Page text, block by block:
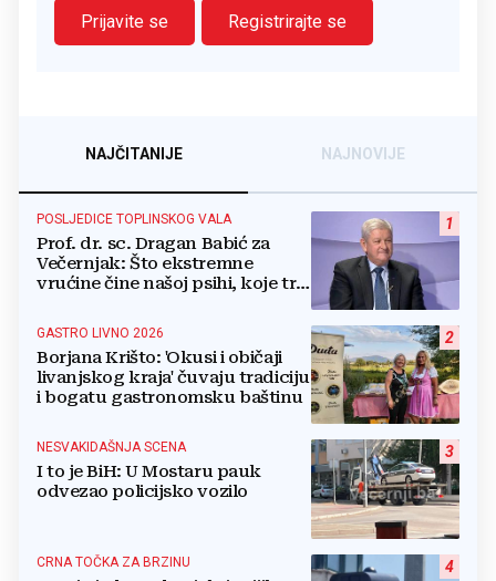
Prijavite se
Registrirajte se
NAJČITANIJE NAJNOVIJE
1
POSLJEDICE TOPLINSKOG VALA
Prof. dr. sc. Dragan Babić za
Večernjak: Što ekstremne
vrućine čine našoj psihi, koje tri
boriti...
2
GASTRO LIVNO 2026
Borjana Krišto: 'Okusi i običaji
livanjskog kraja' čuvaju tradiciju
i bogatu gastronomsku baštinu
3
NESVAKIDAŠNJA SCENA
I to je BiH: U Mostaru pauk
odvezao policijsko vozilo
4
CRNA TOČKA ZA BRZINU